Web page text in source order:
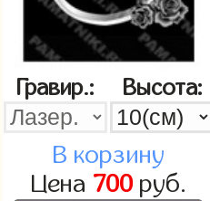
Гравир.: Высота:
В корзину
Цена 700руб.